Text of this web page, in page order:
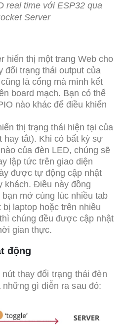
real time với ESP32 qua
Server
hiển thị một trang Web cho
đổi trạng thái output của
là cổng mà mình kết
board mạch. Bạn có thể
nào khác để điều khiển
thị trạng thái hiện tại của
hay tắt). Khi có bất kỳ sự
của đèn LED, chúng sẽ
lập tức trên giao diện
được tự động cập nhật
khách. Điều này đồng
mở cùng lúc nhiều tab
laptop hoặc trên nhiều
chúng đều được cập nhật
gian thực.
động
thay đổi trạng thái đèn
gì diễn ra sau đó: